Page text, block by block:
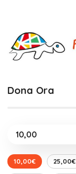
Dona Ora
10,00€ 25,00€